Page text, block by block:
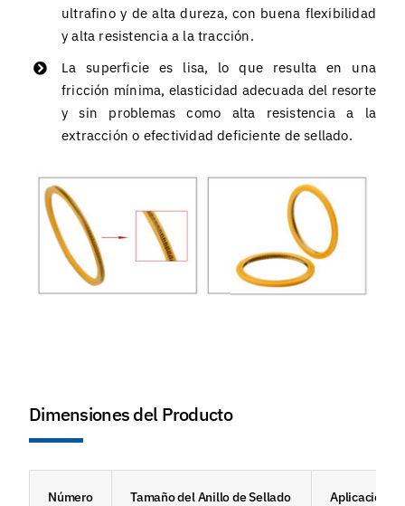
ultrafino y de alta dureza, con buena flexibilidad
y alta resistencia a la tracción.
La superficie es lisa, lo que resulta en una
fricción mínima, elasticidad adecuada del resorte
y sin problemas como alta resistencia a la
extracción o efectividad deficiente de sellado.
Dimensiones del Producto
Número Tamaño del Anillo de Sellado Aplicación